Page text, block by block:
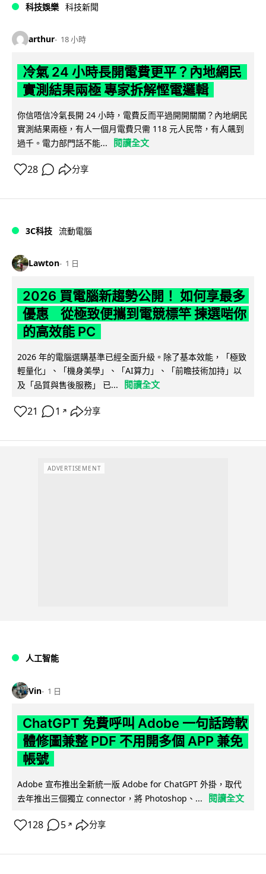
科技娛樂 科技新聞
arthur 18 小時
冷氣 24 小時長開電費更平？內地網民
實測結果兩極 專家拆解慳電邏輯
你信唔信冷氣長開 24 小時，電費反而平過開開關關？內地網民
實測結果兩極，有人一個月電費只需 118 元人民幣，有人飆到
過千。電力部門話不能...
閱讀全文
28 分享
3C科技 流動電腦
Lawton 1 日
2026 買電腦新趨勢公開！ 如何享最多
優惠 從極致便攜到電競標竿 揀選啱你
的高效能 PC
2026 年的電腦選購基準已經全面升級。除了基本效能，「極致
輕量化」、「機身美學」、「AI算力」、「前瞻技術加持」以
及「品質與售後服務」 已...
閱讀全文
21 1 ↗ 分享
ADVERTISEMENT
人工智能
Vin 1 日
ChatGPT 免費呼叫 Adobe 一句話跨軟
體修圖兼整 PDF 不用開多個 APP 兼免
帳號
Adobe 宣布推出全新統一版 Adobe for ChatGPT 外掛，取代
去年推出三個獨立 connector，將 Photoshop、...
閱讀全文
128 5 ↗ 分享